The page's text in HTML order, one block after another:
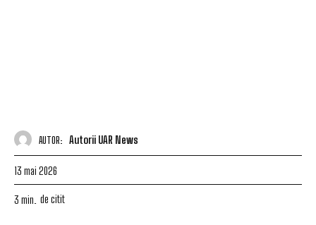
AUTOR: Autorii UAR News
13 mai 2026
3 min. de citit